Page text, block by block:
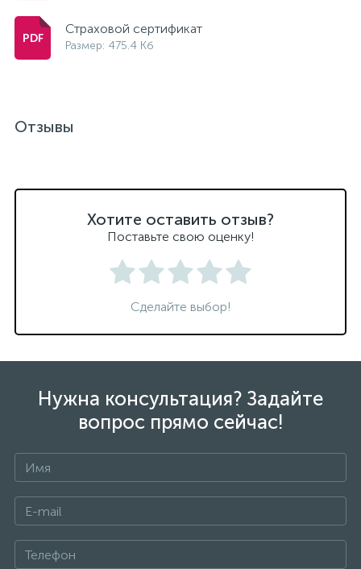
Страховой сертификат
Размер: 475.4 Кб
Отзывы
Хотите оставить отзыв?
Поставьте свою оценку!
Сделайте выбор!
Нужна консультация? Задайте
вопрос прямо сейчас!